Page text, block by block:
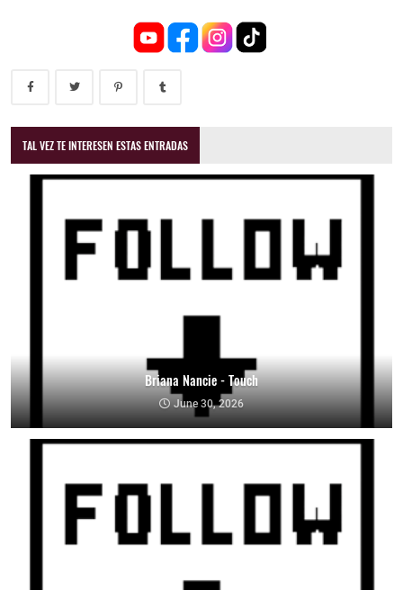
TAL VEZ TE INTERESEN ESTAS ENTRADAS
Briana Nancie - Touch
June 30, 2026